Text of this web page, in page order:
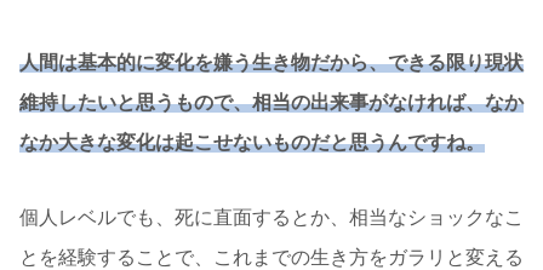
人間は基本的に変化を嫌う生き物だから、できる限り現状
維持したいと思うもので、相当の出来事がなければ、なか
なか大きな変化は起こせないものだと思うんですね。
個人レベルでも、死に直面するとか、相当なショックなこ
とを経験することで、これまでの生き方をガラリと変える